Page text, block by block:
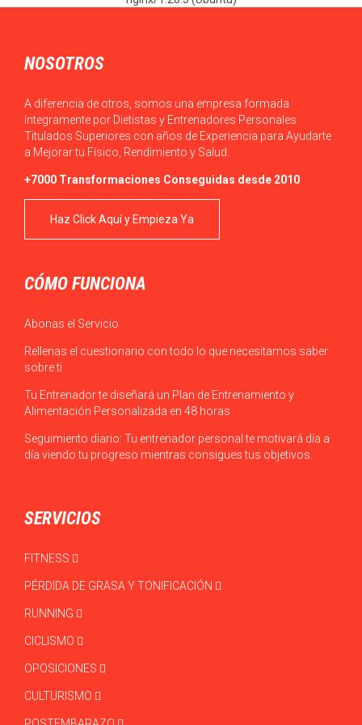
NOSOTROS
A diferencia de otros, somos una empresa formada
íntegramente por Dietistas y Entrenadores Personales
Titulados Superiores con años de Experiencia para Ayudarte
a Mejorar tu Físico, Rendimiento y Salud.
+7000 Transformaciones Conseguidas desde 2010
Haz Click Aquí y Empieza Ya
CÓMO FUNCIONA
Abonas el Servicio
Rellenas el cuestionario con todo lo que necesitamos saber
sobre ti
Tu Entrenador te diseñará un Plan de Entrenamiento y
Alimentación Personalizada en 48 horas
Seguimiento diario: Tu entrenador personal te motivará día a
día viendo tu progreso mientras consigues tus objetivos.
SERVICIOS
FITNESS
PÉRDIDA DE GRASA Y TONIFICACIÓN
RUNNING
CICLISMO
OPOSICIONES
CULTURISMO